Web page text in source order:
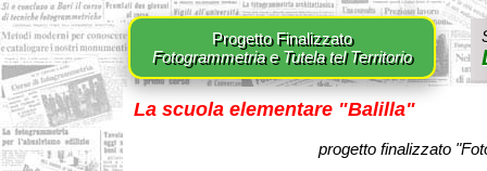
Progetto Finalizzato
Fotogrammetria e Tutela tel Territorio
La scuola elementare "Balilla"
progetto finalizzato